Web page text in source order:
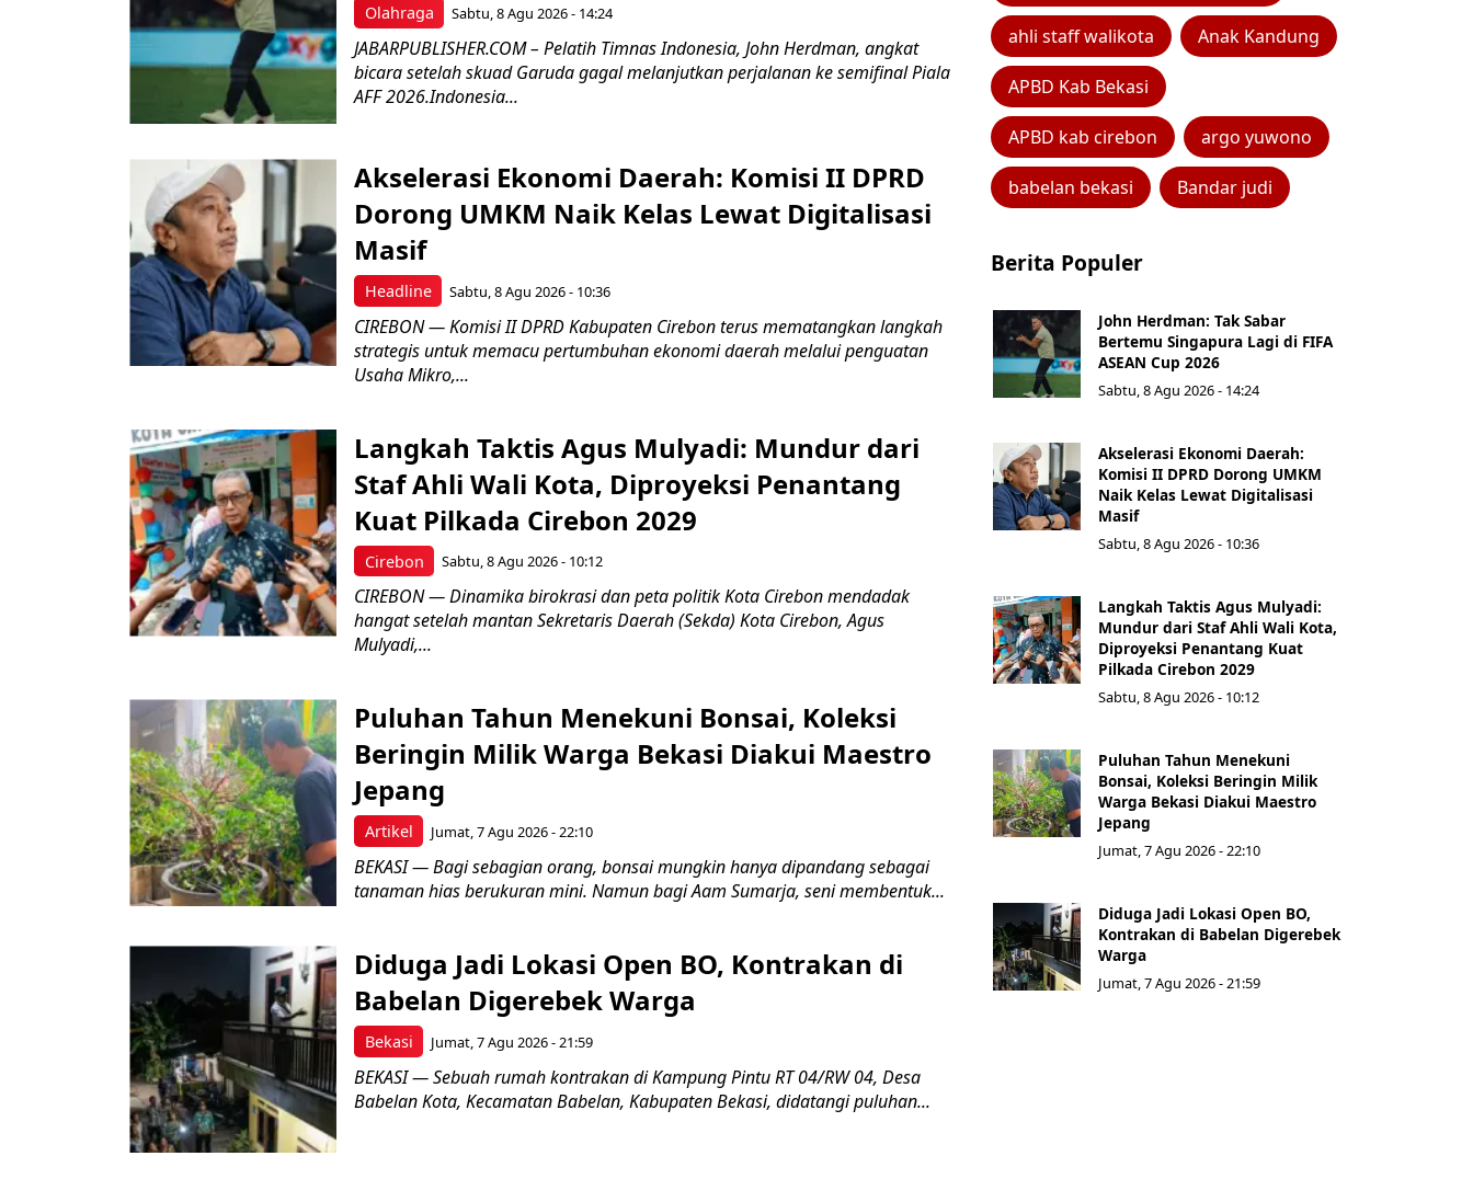
Olahraga Sabtu, 8 Agu 2026 - 14:24
JABARPUBLISHER.COM – Pelatih Timnas Indonesia, John Herdman, angkat
bicara setelah skuad Garuda gagal melanjutkan perjalanan ke semifinal Piala
AFF 2026.Indonesia...
Headline
Akselerasi Ekonomi Daerah: Komisi II DPRD
Dorong UMKM Naik Kelas Lewat Digitalisasi
Masif
Sabtu, 8 Agu 2026 - 10:36
CIREBON — Komisi II DPRD Kabupaten Cirebon terus mematangkan langkah
strategis untuk memacu pertumbuhan ekonomi daerah melalui penguatan
Usaha Mikro,...
Cirebon
Langkah Taktis Agus Mulyadi: Mundur dari
Staf Ahli Wali Kota, Diproyeksi Penantang
Kuat Pilkada Cirebon 2029
Sabtu, 8 Agu 2026 - 10:12
CIREBON — Dinamika birokrasi dan peta politik Kota Cirebon mendadak
hangat setelah mantan Sekretaris Daerah (Sekda) Kota Cirebon, Agus
Mulyadi,...
Artikel
Puluhan Tahun Menekuni Bonsai, Koleksi
Beringin Milik Warga Bekasi Diakui Maestro
Jepang
Jumat, 7 Agu 2026 - 22:10
BEKASI — Bagi sebagian orang, bonsai mungkin hanya dipandang sebagai
tanaman hias berukuran mini. Namun bagi Aam Sumarja, seni membentuk...
Bekasi
Diduga Jadi Lokasi Open BO, Kontrakan di
Babelan Digerebek Warga
Jumat, 7 Agu 2026 - 21:59
BEKASI — Sebuah rumah kontrakan di Kampung Pintu RT 04/RW 04, Desa
Babelan Kota, Kecamatan Babelan, Kabupaten Bekasi, didatangi puluhan...
ahli staff walikota Anak Kandung
APBD Kab Bekasi
APBD kab cirebon argo yuwono
babelan bekasi Bandar judi
Berita Populer
John Herdman: Tak Sabar
Bertemu Singapura Lagi di FIFA
ASEAN Cup 2026
Sabtu, 8 Agu 2026 - 14:24
Akselerasi Ekonomi Daerah:
Komisi II DPRD Dorong UMKM
Naik Kelas Lewat Digitalisasi
Masif
Sabtu, 8 Agu 2026 - 10:36
Langkah Taktis Agus Mulyadi:
Mundur dari Staf Ahli Wali Kota,
Diproyeksi Penantang Kuat
Pilkada Cirebon 2029
Sabtu, 8 Agu 2026 - 10:12
Puluhan Tahun Menekuni
Bonsai, Koleksi Beringin Milik
Warga Bekasi Diakui Maestro
Jepang
Jumat, 7 Agu 2026 - 22:10
Diduga Jadi Lokasi Open BO,
Kontrakan di Babelan Digerebek
Warga
Jumat, 7 Agu 2026 - 21:59